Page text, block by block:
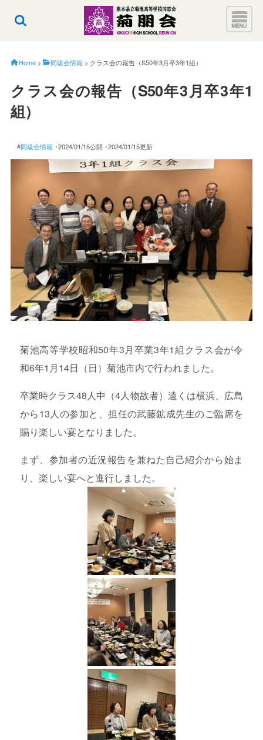
Home > 同級会情報 > クラス会の報告（S50年3月卒3年1組）
クラス会の報告（S50年3月卒3年1
組）
#同級会情報 ･2024/01/15公開 ･2024/01/15更新
菊池高等学校昭和50年3月卒業3年1組クラス会が令
和6年1月14日（日）菊池市内で行われました。
卒業時クラス48人中（4人物故者）遠くは横浜、広島
から13人の参加と、担任の武藤鉱成先生のご臨席を
賜り楽しい宴となりました。
まず、参加者の近況報告を兼ねた自己紹介から始ま
り、楽しい宴へと進行しました。